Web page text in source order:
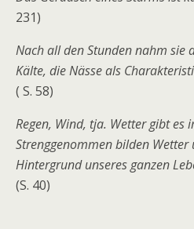
231)
Nach all den Stunden nahm sie
Kälte, die Nässe als
( S. 58)
Regen, Wind, tja. Wetter gibt es
Strenggenommen bilden Wetter
Hintergrund unseres ganzen
(S. 40)